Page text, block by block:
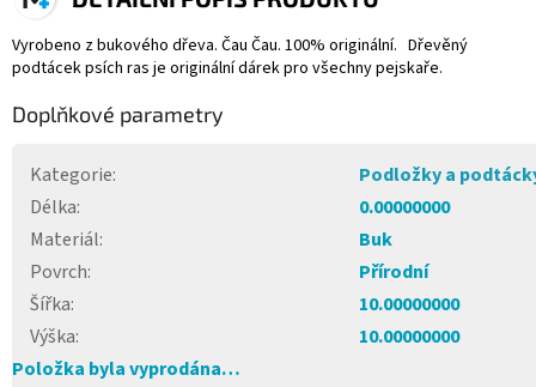
Vyrobeno z bukového dřeva. Čau Čau. 100% originální. Dřevěný
podtácek psích ras je originální dárek pro všechny pejskaře.
Doplňkové parametry
Kategorie:
Podložky a
Délka:
0.00000000
Materiál:
Buk
Povrch:
Přírodní
Šířka:
10.00000000
Výška:
10.00000000
Položka byla vyprodána…